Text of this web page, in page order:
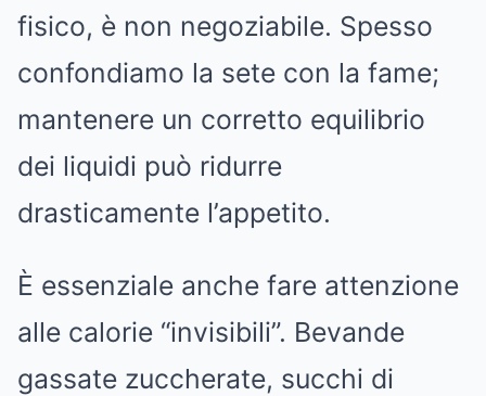
fisico, è non negoziabile. Spesso
confondiamo la sete con la fame;
mantenere un corretto equilibrio
dei liquidi può ridurre
drasticamente l’appetito.
È essenziale anche fare attenzione
alle calorie “invisibili”. Bevande
gassate zuccherate, succhi di